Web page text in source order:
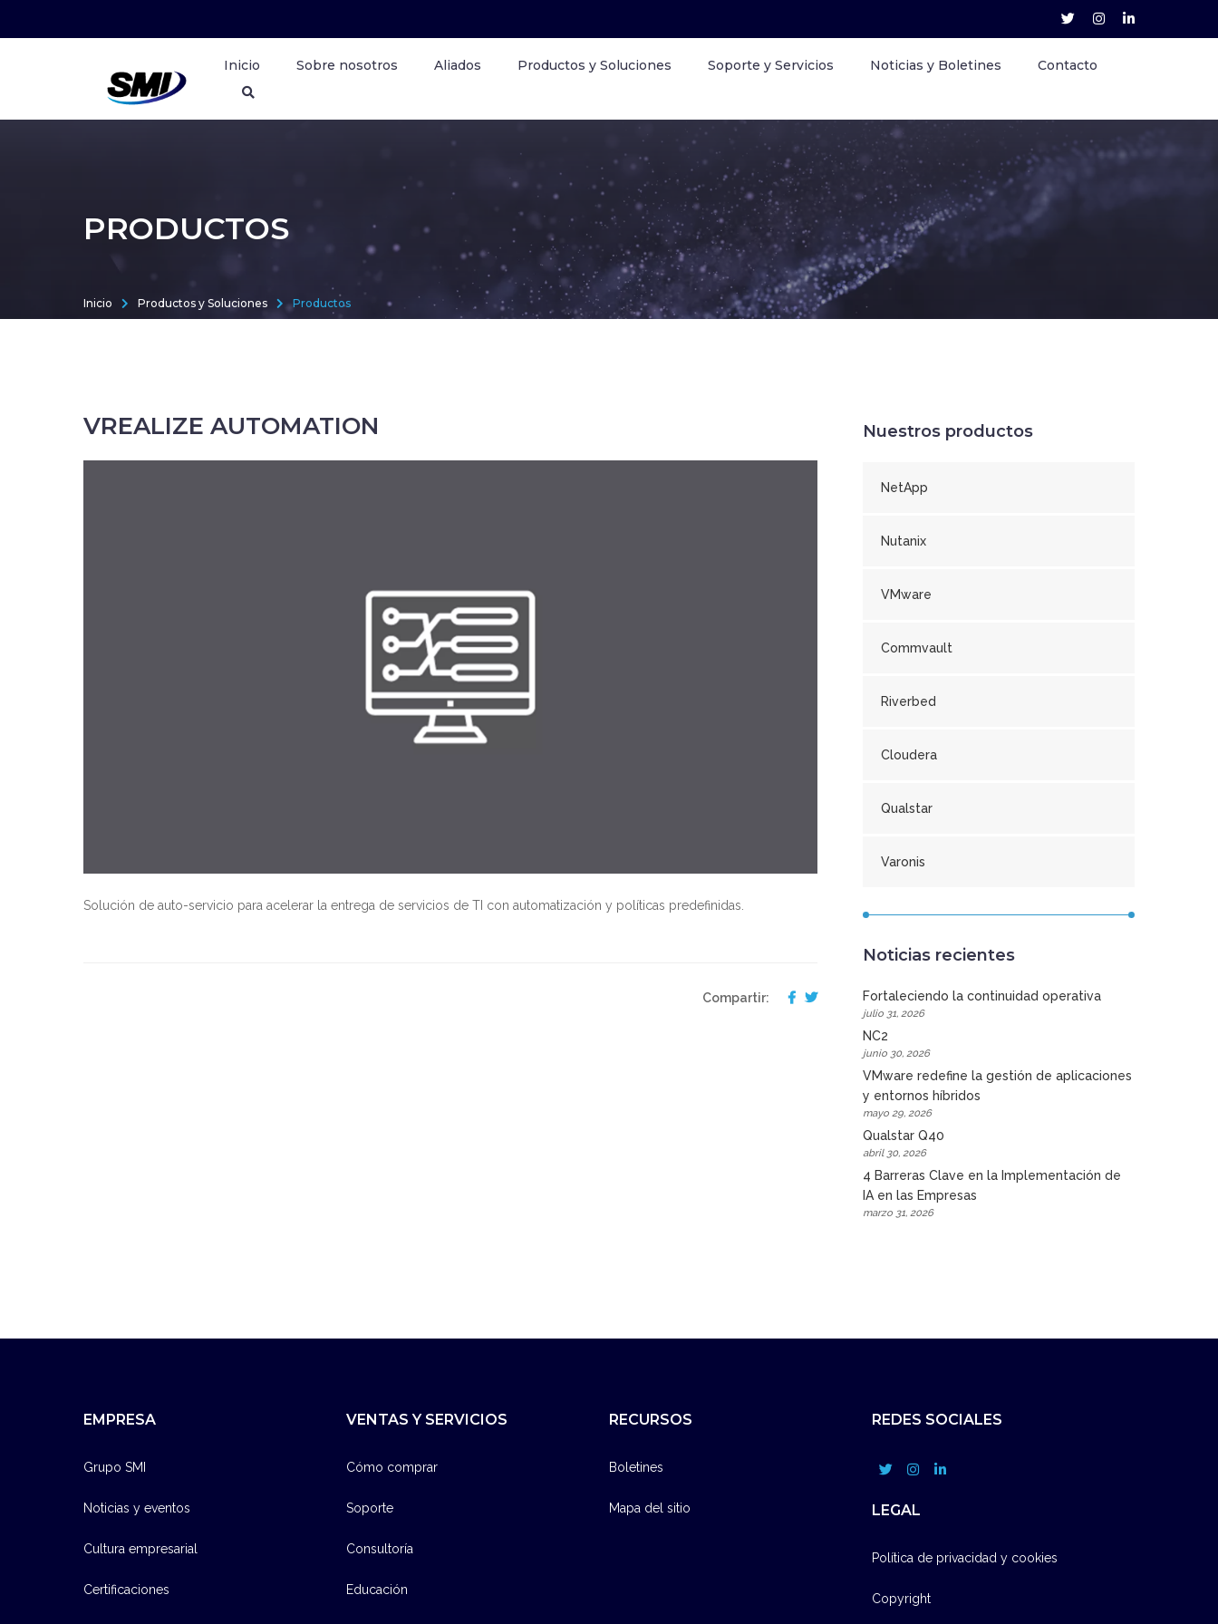
Inicio Sobre nosotros Aliados Productos y Soluciones Soporte y Servicios Noticias y Boletines Contacto
PRODUCTOS
Inicio Productos y Soluciones Productos
VREALIZE AUTOMATION
Solución de auto-servicio para acelerar la entrega de servicios de TI con automatización y políticas predefinidas.
Compartir:
Nuestros productos
NetApp
Nutanix
VMware
Commvault
Riverbed
Cloudera
Qualstar
Varonis
Noticias recientes
Fortaleciendo la continuidad operativa
julio 31, 2026
NC2
junio 30, 2026
VMware redefine la gestión de aplicaciones
y entornos híbridos
mayo 29, 2026
Qualstar Q40
abril 30, 2026
4 Barreras Clave en la Implementación de
IA en las Empresas
marzo 31, 2026
EMPRESA
Grupo SMI
Noticias y eventos
Cultura empresarial
Certificaciones
VENTAS Y SERVICIOS
Cómo comprar
Soporte
Consultoría
Educación
RECURSOS
Boletines
Mapa del sitio
REDES SOCIALES
LEGAL
Política de privacidad y cookies
Copyright